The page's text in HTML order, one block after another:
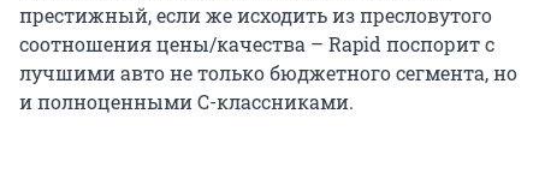
престижный, если же исходить из пресловутого
соотношения цены/качества – Rapid поспорит с
лучшими авто не только бюджетного сегмента, но
и полноценными С-классниками.